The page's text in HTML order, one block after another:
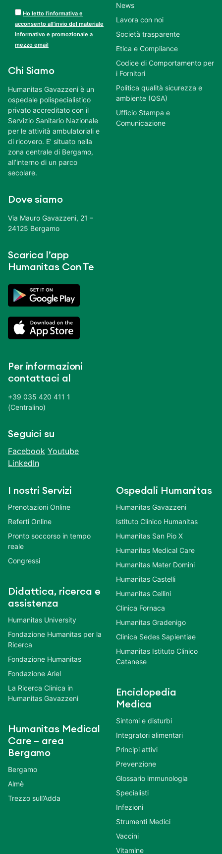
Ho letto l’informativa e
acconsento all’invio del materiale
informativo e promozionale a
mezzo email
Chi Siamo
Humanitas Gavazzeni è un
ospedale polispecialistico
privato accreditato con il
Servizio Sanitario Nazionale
per le attività ambulatoriali e
di ricovero. E’ situato nella
zona centrale di Bergamo,
all’interno di un parco
secolare.
Dove siamo
Via Mauro Gavazzeni, 21 –
24125 Bergamo
Scarica l’app
Humanitas Con Te
Per informazioni
contattaci al
+39 035 420 411 1
(Centralino)
Seguici su
Facebook Youtube
LinkedIn
News
Lavora con noi
Società trasparente
Etica e Compliance
Codice di Comportamento per
i Fornitori
Politica qualità sicurezza e
ambiente (QSA)
Ufficio Stampa e
Comunicazione
I nostri Servizi
Prenotazioni Online
Referti Online
Pronto soccorso in tempo
reale
Congressi
Didattica, ricerca e
assistenza
Humanitas University
Fondazione Humanitas per la
Ricerca
Fondazione Humanitas
Fondazione Ariel
La Ricerca Clinica in
Humanitas Gavazzeni
Humanitas Medical
Care – area
Bergamo
Bergamo
Almè
Trezzo sull’Adda
Ospedali Humanitas
Humanitas Gavazzeni
Istituto Clinico Humanitas
Humanitas San Pio X
Humanitas Medical Care
Humanitas Mater Domini
Humanitas Castelli
Humanitas Cellini
Clinica Fornaca
Humanitas Gradenigo
Clinica Sedes Sapientiae
Humanitas Istituto Clinico
Catanese
Enciclopedia
Medica
Sintomi e disturbi
Integratori alimentari
Principi attivi
Prevenzione
Glossario immunologia
Specialisti
Infezioni
Strumenti Medici
Vaccini
Vitamine